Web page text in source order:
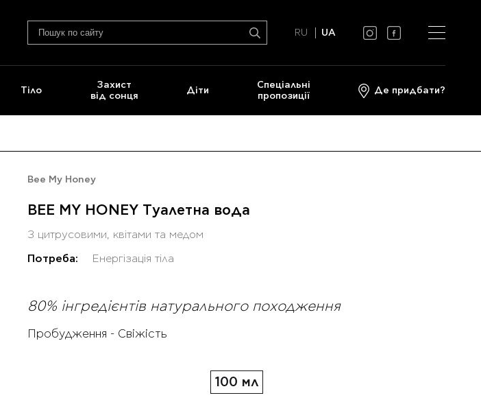
RU UA
Тіло
Захист
від сонця
Діти
Спеціальні
пропозиції
Де придбати?
Bee My Honey
BEE MY HONEY Туалетна вода
З цитрусовими, квітами та медом
Потреба: Енергізація тіла
80% інгредієнтів натурального походження
Пробудження - Свіжість
100 мл